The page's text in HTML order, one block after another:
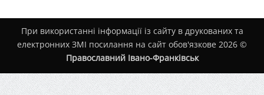
При використанні інформації із сайту в друкованих та
електронних ЗМІ посилання на сайт обов'язкове 2026 ©
Православний Івано-Франківськ